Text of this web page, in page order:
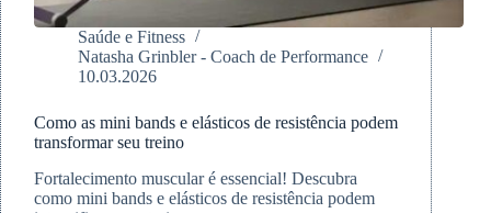
Saúde e Fitness
Natasha Grinbler - Coach de Performance
10.03.2026
Como as mini bands e elásticos de resistência podem
transformar seu treino
Fortalecimento muscular é essencial! Descubra
como mini bands e elásticos de resistência podem